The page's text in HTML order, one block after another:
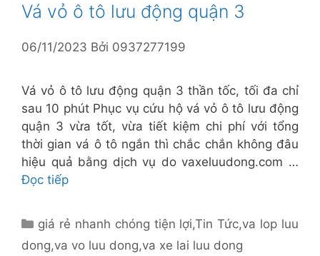
Vá vỏ ô tô lưu động quận 3
06/11/2023 Bởi 0937277199
Vá vỏ ô tô lưu động quận 3 thần tốc, tối đa chỉ
sau 10 phút Phục vụ cứu hộ vá vỏ ô tô lưu động
quận 3 vừa tốt, vừa tiết kiệm chi phí với tổng
thời gian vá ô tô ngắn thì chắc chắn không đâu
hiệu quả bằng dịch vụ do vaxeluudong.com …
Đọc tiếp
Danh
mục
giá rẻ nhanh chóng tiện lợi,Tin Tức,va lop luu
dong,va vo luu dong,va xe lai luu dong